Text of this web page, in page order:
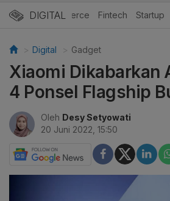
DIGITAL
E-Commerce Fintech Startup
Digital Gadget
Xiaomi Dikabarkan
4 Ponsel Flagship
Oleh Desy Setyowati
20 Juni 2022, 15:50